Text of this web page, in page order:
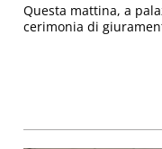
Questa mattina, a
cerimonia di